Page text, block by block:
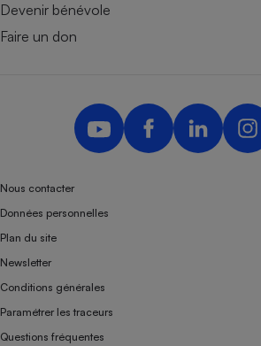
Devenir bénévole
Faire un don
Nous contacter
Données personnelles
Plan du site
Newsletter
Conditions générales
Paramétrer les traceurs
Questions fréquentes